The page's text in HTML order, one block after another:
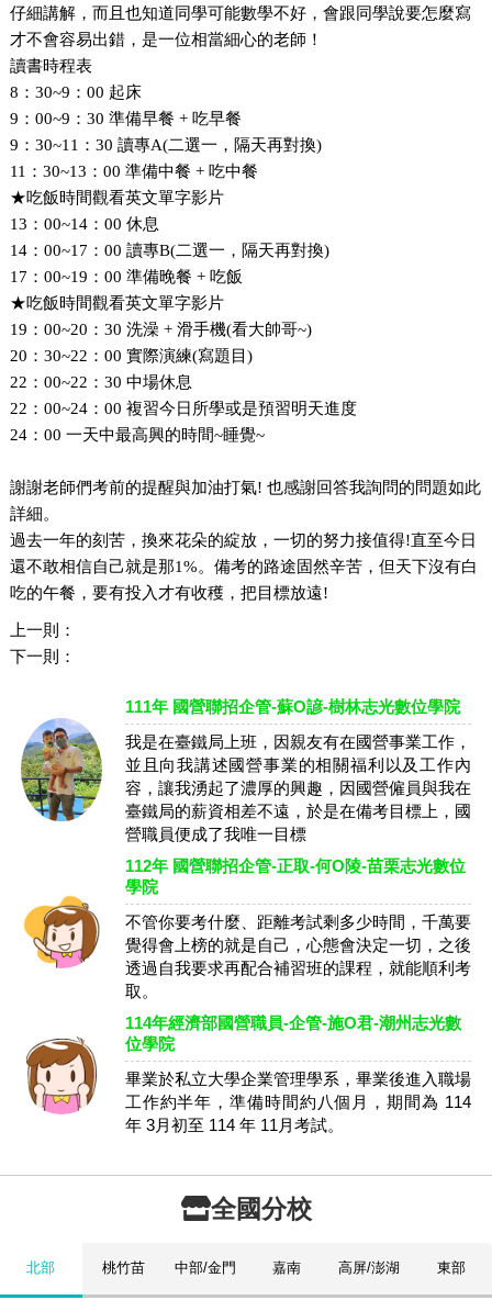
仔細講解，而且也知道同學可能數學不好，會跟同學說要怎麼寫
才不會容易出錯，是一位相當細心的老師！
讀書時程表
8 ：30~9：00 起床
9 ：00~9：30 準備早餐 + 吃早餐
9 ：30~11：30 讀專A(二選一，隔天再對換)
11 ：30~13：00 準備中餐 + 吃中餐
★吃飯時間觀看英文單字影片
13 ：00~14：00 休息
14：00~17：00 讀專B(二選一，隔天再對換)
17 ：00~19：00 準備晚餐 + 吃飯
★吃飯時間觀看英文單字影片
19 ：00~20：30 洗澡 + 滑手機(看大帥哥~)
20 ：30~22：00 實際演練(寫題目)
22 ：00~22：30 中場休息
22 ：00~24：00 複習今日所學或是預習明天進度
24：00 一天中最高興的時間~睡覺~
謝謝老師們考前的提醒與加油打氣! 也感謝回答我詢問的問題如此
詳細。
過去一年的刻苦，換來花朵的綻放，一切的努力接值得!直至今日
還不敢相信自己就是那1%。備考的路途固然辛苦，但天下沒有白
吃的午餐，要有投入才有收穫，把目標放遠!
上一則：
下一則：
111年 國營聯招企管-蘇O諺-樹林志光數位學院
我是在臺鐵局上班，因親友有在國營事業工作，
並且向我講述國營事業的相關福利以及工作內
容，讓我湧起了濃厚的興趣，因國營僱員與我在
臺鐵局的薪資相差不遠，於是在備考目標上，國
營職員便成了我唯一目標
112年 國營聯招企管-正取-何O陵-苗栗志光數位
學院
不管你要考什麼、距離考試剩多少時間，千萬要
覺得會上榜的就是自己，心態會決定一切，之後
透過自我要求再配合補習班的課程，就能順利考
取。
114年經濟部國營職員-企管-施O君-潮州志光數
位學院
畢業於私立⼤學企業管理學系，畢業後進入職場
⼯作約半年，準備時間約八個月，期間為 114
年 3月初至 114 年 11月考試。
全國分校
北部 桃竹苗 中部/金門 嘉南 高屏/澎湖 東部